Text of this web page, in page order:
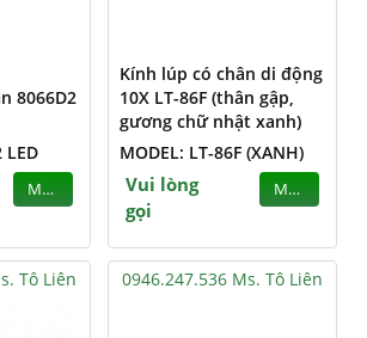
8066D2
LED
MUA
Kính lúp có chân di động
10X LT-86F (thân gập,
gương chữ nhật xanh)
MODEL: LT-86F (XANH)
Vui lòng
gọi
MUA
Tô Liên 0946.247.536 Ms. Tô Liên